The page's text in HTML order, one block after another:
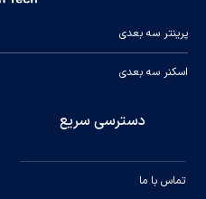
پرینتر سه بعدی
اسکنر سه بعدی
دسترسی سریع
تماس با ما